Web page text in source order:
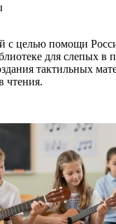
с целью помощи
для слепых в
тактильных
чтения.